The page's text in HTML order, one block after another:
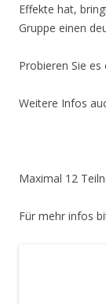
Effekte hat,
Gruppe einen
Probieren Sie
Weitere Infos
Maximal 12
Für mehr infos